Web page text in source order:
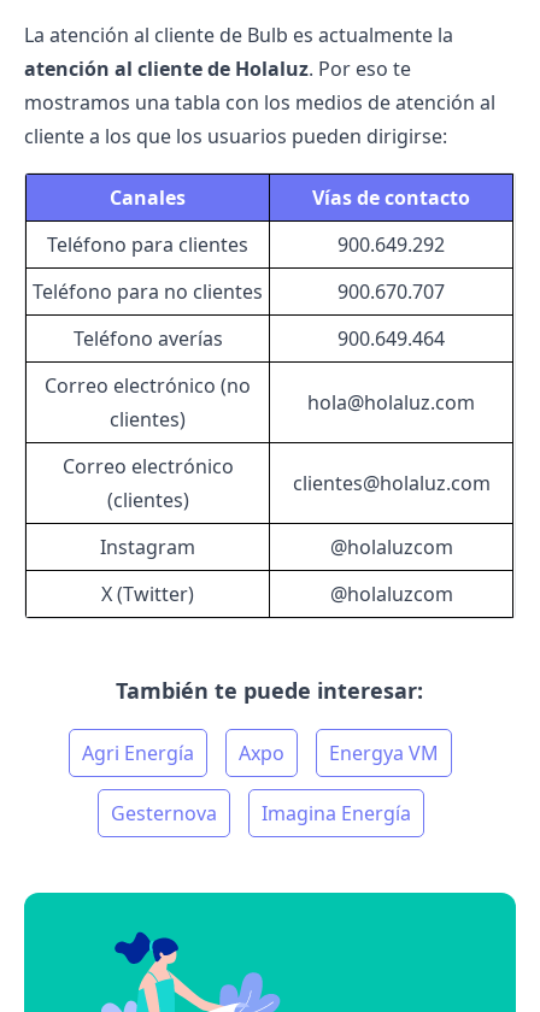
La atención al cliente de Bulb es actualmente la
atención al cliente de Holaluz. Por eso te
mostramos una tabla con los medios de atención al
cliente a los que los usuarios pueden dirigirse:
Canales
Vías de contacto
Teléfono para clientes
900.649.292
Teléfono para no clientes
900.670.707
Teléfono averías
900.649.464
Correo electrónico (no
clientes)
hola@holaluz.com
Correo electrónico
(clientes)
clientes@holaluz.com
Instagram
@holaluzcom
X (Twitter)
@holaluzcom
También te puede interesar:
Agri Energía Axpo Energya VM
Gesternova Imagina Energía